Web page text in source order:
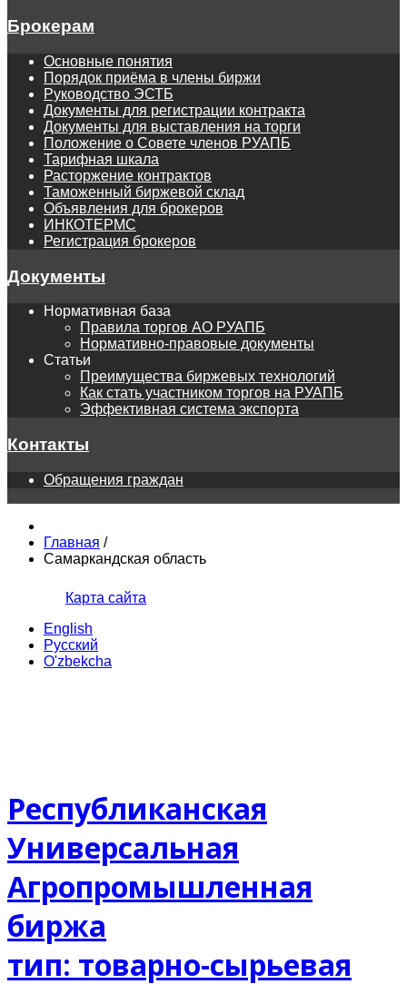
Брокерам
Основные понятия
Порядок приёма в члены биржи
Руководство ЭСТБ
Документы для регистрации контракта
Документы для выставления на торги
Положение о Совете членов РУАПБ
Тарифная шкала
Расторжение контрактов
Таможенный биржевой склад
Объявления для брокеров
ИНКОТЕРМС
Регистрация брокеров
Документы
Нормативная база
Правила торгов АО РУАПБ
Нормативно-правовые документы
Статьи
Преимущества биржевых технологий
Как стать участником торгов на РУАПБ
Эффективная система экспорта
Контакты
Обращения граждан
Главная /
Самаркандская область
Карта сайта
English
Русский
O'zbekcha
Республиканская
Универсальная
Агропромышленная
биржа
тип: товарно-сырьевая